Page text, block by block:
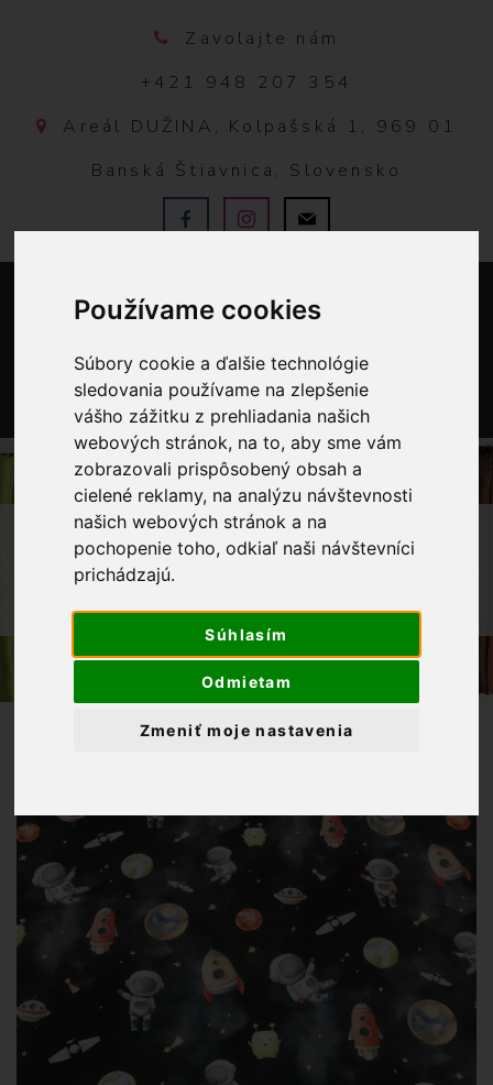
Používame cookies
Súbory cookie a ďalšie technológie
sledovania používame na zlepšenie
vášho zážitku z prehliadania našich
webových stránok, na to, aby sme vám
zobrazovali prispôsobený obsah a
cielené reklamy, na analýzu návštevnosti
našich webových stránok a na
pochopenie toho, odkiaľ naši návštevníci
prichádzajú.
Súhlasím
Odmietam
Zmeniť moje nastavenia
Zavolajte nám
+421 948 207 354
Areál DUŽINA, Kolpašská 1, 969 01
Banská Štiavnica, Slovensko
0
OBCHOD LÁTKY METRÁŽ
TEPLÁKOVINA VESMÍR-NEPOČESANÁ